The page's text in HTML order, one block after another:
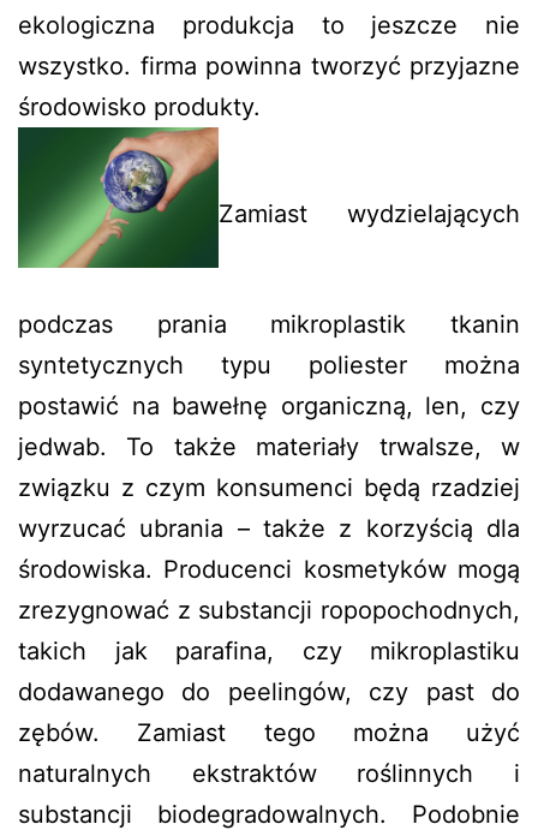
ekologiczna produkcja to jeszcze nie
wszystko. firma powinna tworzyć przyjazne
środowisko produkty.
Zamiast wydzielających
podczas prania mikroplastik tkanin
syntetycznych typu poliester można
postawić na bawełnę organiczną, len, czy
jedwab. To także materiały trwalsze, w
związku z czym konsumenci będą rzadziej
wyrzucać ubrania – także z korzyścią dla
środowiska. Producenci kosmetyków mogą
zrezygnować z substancji ropopochodnych,
takich jak parafina, czy mikroplastiku
dodawanego do peelingów, czy past do
zębów. Zamiast tego można użyć
naturalnych ekstraktów roślinnych i
substancji biodegradowalnych. Podobnie